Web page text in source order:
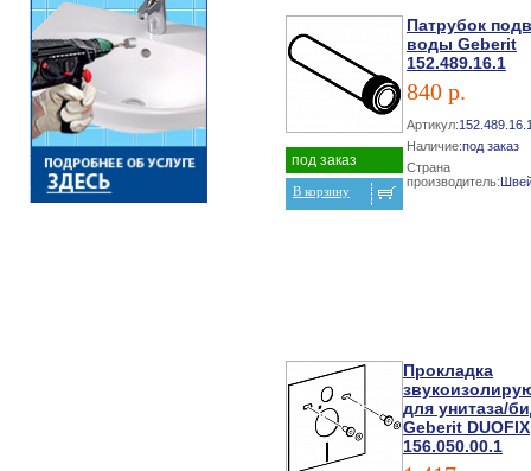
под заказ
В корзину
Патрубок
воды Geberit
152.489.16.1
840 р.
Артикул:
Наличие:под заказ
Страна
производитель:
Прокладка
для унитаза/
Geberit DUOFIX
156.050.00.1